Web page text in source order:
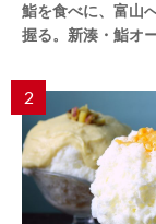
鮨を食べに、富山
握る。新湊・鮨オ
2